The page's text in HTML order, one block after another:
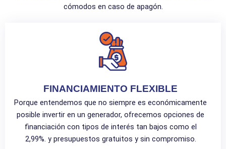
cómodos en caso de apagón.
FINANCIAMIENTO FLEXIBLE
Porque entendemos que no siempre es económicamente
posible invertir en un generador, ofrecemos opciones de
financiación con tipos de interés tan bajos como el
2,99%. y presupuestos gratuitos y sin compromiso.